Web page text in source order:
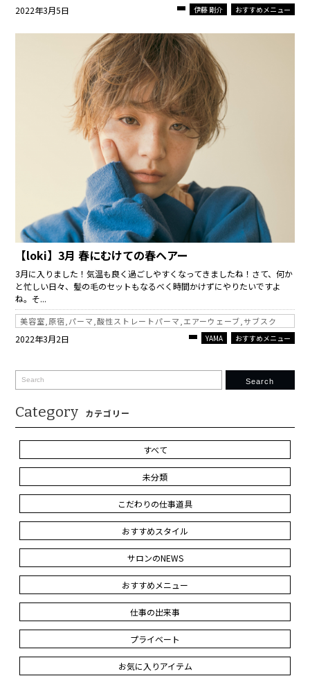
2022年3月5日 おすすめメニュー
伊藤 剛介
【loki】3月 春にむけての春ヘアー
3月に入りました！気温も良く過ごしやすくなってきましたね！さて、何か
と忙しい日々、髪の毛のセットもなるべく時間かけずにやりたいですよ
ね。そ...
美容室,原宿,パーマ,酸性ストレートパーマ,エアーウェーブ,サブスク
2022年3月2日 おすすめメニュー
YAMA
Search
Category カテゴリー
すべて
未分類
こだわりの仕事道具
おすすめスタイル
サロンのNEWS
おすすめメニュー
仕事の出来事
プライベート
お気に入りアイテム